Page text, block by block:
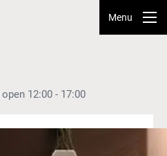
Menu
12:00 - 17:00